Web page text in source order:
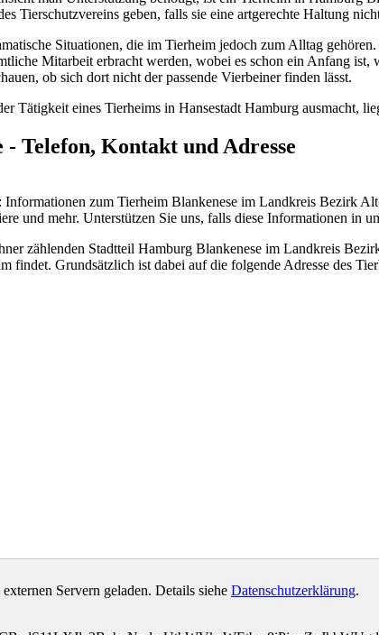
Tierschutzvereins geben, falls sie eine artgerechte Haltung
Situationen, die im Tierheim jedoch zum Alltag
Mitarbeit erbracht werden, wobei es schon ein Anfang
ob sich dort nicht der passende Vierbeiner finden lässt.
Tätigkeit eines Tierheims in Hansestadt Hamburg ausmacht,
Telefon, Kontakt und Adresse
Informationen zum Tierheim Blankenese im Landkreis
und mehr. Unterstützen Sie uns, falls diese Informationen in
zählenden Stadtteil Hamburg Blankenese im Landkreis
findet. Grundsätzlich ist dabei auf die folgende Adresse des
Servern geladen. Details siehe Datenschutzerklärung.